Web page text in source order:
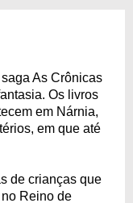
As Crônicas
Os livros
em Nárnia,
em que até
de crianças que
Reino de